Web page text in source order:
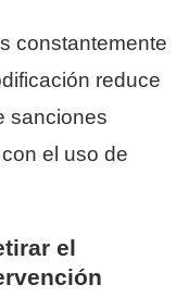
constantemente
reduce
sanciones
el uso de
el